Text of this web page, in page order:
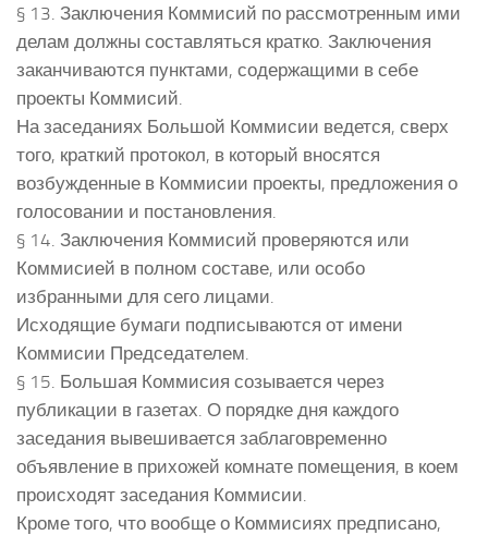
§ 13. Заключения Коммисий по рассмотренным ими
делам должны составляться кратко. Заключения
заканчиваются пунктами, содержащими в себе
проекты Коммисий.
На заседаниях Большой Коммисии ведется, сверх
того, краткий протокол, в который вносятся
возбужденные в Коммисии проекты, предложения о
голосовании и постановления.
§ 14. Заключения Коммисий проверяются или
Коммисией в полном составе, или особо
избранными для сего лицами.
Исходящие бумаги подписываются от имени
Коммисии Председателем.
§ 15. Большая Коммисия созывается через
публикации в газетах. О порядке дня каждого
заседания вывешивается заблаговременно
объявление в прихожей комнате помещения, в коем
происходят заседания Коммисии.
Кроме того, что вообще о Коммисиях предписано,